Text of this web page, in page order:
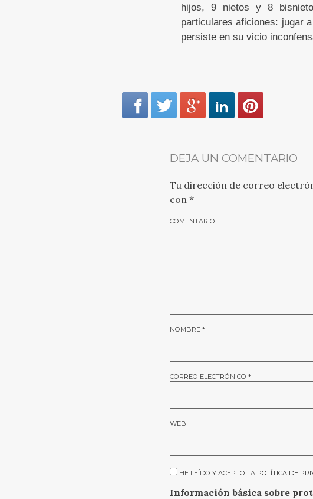
hijos, 9 nietos y 8
particulares aficiones: jugar
persiste en su vicio
DEJA UN COMENTARIO
Tu dirección de correo
con *
COMENTARIO
NOMBRE *
CORREO ELECTRÓNICO *
WEB
HE LEÍDO Y ACEPTO LA POLÍTICA DE
Información básica sobre